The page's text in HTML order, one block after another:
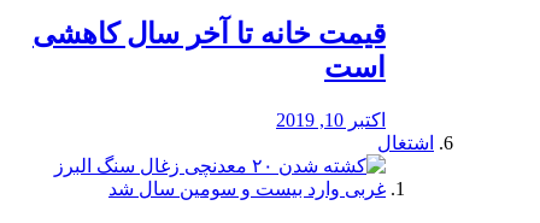
قیمت خانه تا آخر سال کاهشی
است
اکتبر 10, 2019
اشتغال